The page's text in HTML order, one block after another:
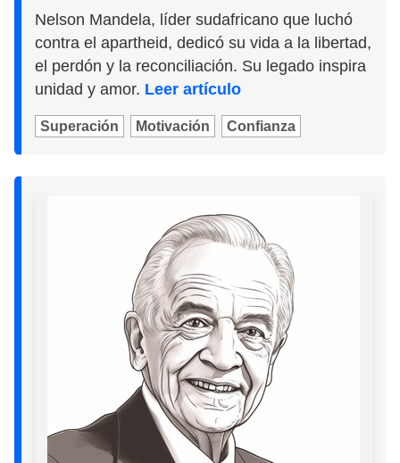
Nelson Mandela, líder sudafricano que luchó
contra el apartheid, dedicó su vida a la libertad,
el perdón y la reconciliación. Su legado inspira
unidad y amor. Leer artículo
Superación Motivación Confianza